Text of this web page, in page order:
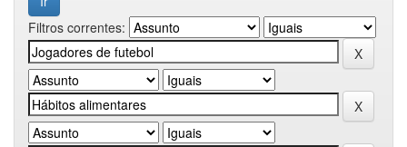
Filtros correntes: